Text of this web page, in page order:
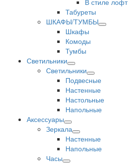
В стиле лофт
Табуреты
ШКАФЫ/ТУМБЫ
Шкафы
Комоды
Тумбы
Светильники
Светильники
Подвесные
Настенные
Настольные
Напольные
Аксессуары
Зеркала
Настенные
Напольные
Часы